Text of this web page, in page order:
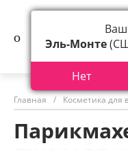
Главная / Косметика для
Эль-Монте
Нет